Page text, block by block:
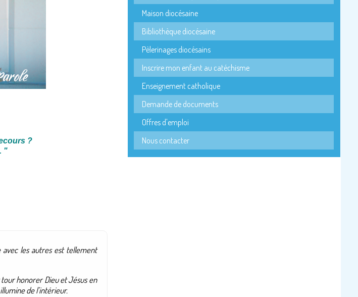
?
"
avec les autres est tellement
honorer Dieu et Jésus en
de l’intérieur.
Maison diocésaine
Bibliothèque diocésaine
Pèlerinages diocésains
Inscrire mon enfant au catéchisme
Enseignement catholique
Demande de documents
Offres d'emploi
Nous contacter